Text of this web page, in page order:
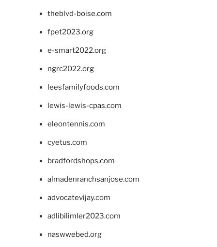
theblvd-boise.com
fpet2023.org
e-smart2022.org
ngrc2022.org
leesfamilyfoods.com
lewis-lewis-cpas.com
eleontennis.com
cyetus.com
bradfordshops.com
almadenranchsanjose.com
advocatevijay.com
adlibilimler2023.com
naswwebed.org